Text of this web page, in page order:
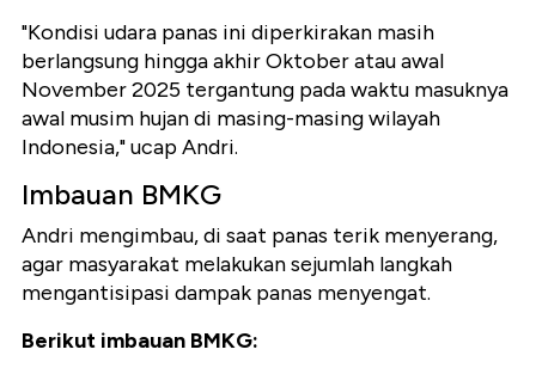
"Kondisi udara panas ini diperkirakan masih
berlangsung hingga akhir Oktober atau awal
November 2025 tergantung pada waktu masuknya
awal musim hujan di masing-masing wilayah
Indonesia," ucap Andri.
Imbauan BMKG
Andri mengimbau, di saat panas terik menyerang,
agar masyarakat melakukan sejumlah langkah
mengantisipasi dampak panas menyengat.
Berikut imbauan BMKG: